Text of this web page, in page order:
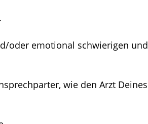
oder emotional schwierigen und
wie den Arzt Deines